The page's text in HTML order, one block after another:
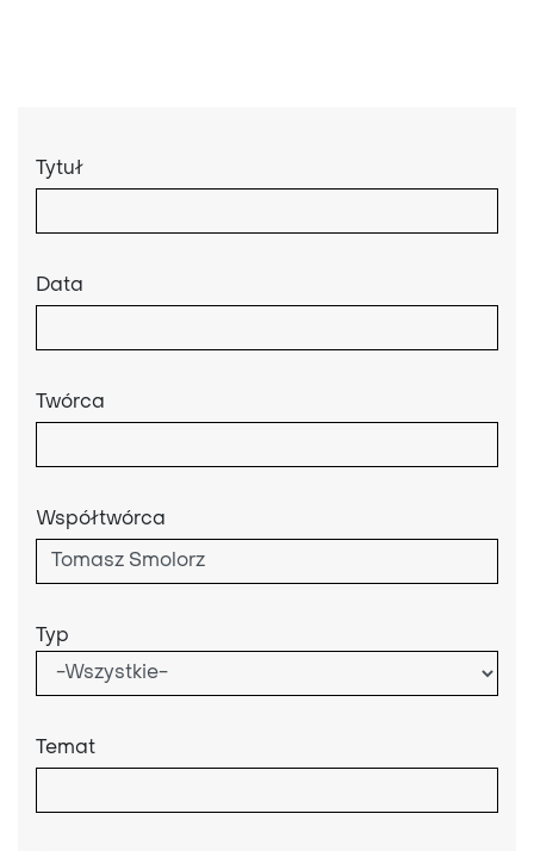
Tytuł
Data
Twórca
Współtwórca
Typ
Temat